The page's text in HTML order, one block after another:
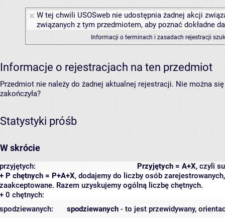
W tej chwili USOSweb nie udostępnia żadnej akcji
związanych z tym przedmiotem, aby poznać dokładne
Informacji o terminach i zasadach rejestracji
Informacje o rejestracjach na ten przedmiot
Przedmiot nie należy do żadnej aktualnej rejestracji. Nie można
zakończyła?
Statystyki próśb
W skrócie
Przyjętych = A+X, czyli
przyjętych:
+ P chętnych = P+A+X, dodajemy do liczby osób
zaakceptowane. Razem uzyskujemy ogólną liczbę chętnych.
+ 0 chętnych:
spodziewanych - to jest przewidywany,
spodziewanych: